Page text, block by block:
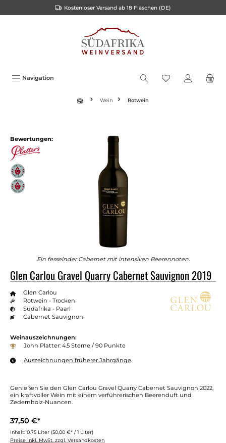
Kostenloser Versand ab 18 Flaschen (DE)
Navigation
Wein Rotwein
Bewertungen:
Ein fesselnder Cabernet mit intensiven Beerennoten.
Glen Carlou Gravel Quarry Cabernet Sauvignon 2019
Glen Carlou
Rotwein - Trocken
Südafrika - Paarl
Cabernet Sauvignon
Weinauszeichnungen:
John Platter: 4.5 Sterne / 90 Punkte
Auszeichnungen früherer Jahrgänge
Genießen Sie den Glen Carlou Gravel Quarry Cabernet Sauvignon 2022,
ein kraftvoller Wein mit einem verführerischen Beerenduft und
Zedernholz-Nuancen.
37,50 €*
Inhalt: 0.75 Liter (50,00 €* / 1 Liter)
Preise inkl. MwSt. zzgl. Versandkosten